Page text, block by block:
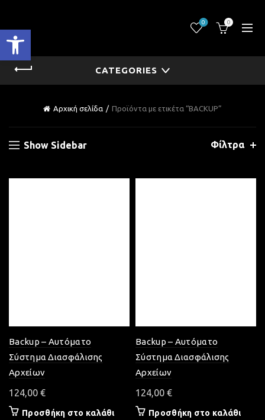
Ανοίξτε τη γραμμή εργαλείων
0 0
CATEGORIES
Αρχική σελίδα Προϊόντα με ετικέτα “BACKUP”
Show Sidebar Φίλτρα
Backup – Αυτόματο
Σύστημα Διασφάλισης
Αρχείων
124,00 €
Προσθήκη στο καλάθι
Backup – Αυτόματο
Σύστημα Διασφάλισης
Αρχείων
124,00 €
Προσθήκη στο καλάθι